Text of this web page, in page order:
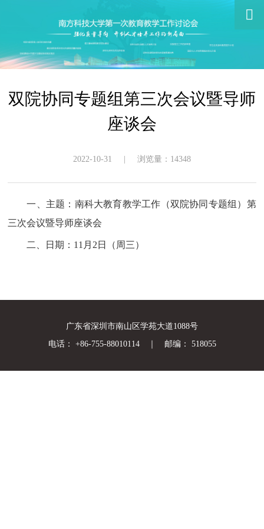

双院协同专题组第三次会议暨导师
座谈会
2022-10-31 | 浏览量：14348
一、主题：南科大教育教学工作（双院协同专题组）第
三次会议暨导师座谈会
二、日期：11月2日（周三）
广东省深圳市南山区学苑大道1088号
电话： +86-755-88010114 ｜ 邮编： 518055